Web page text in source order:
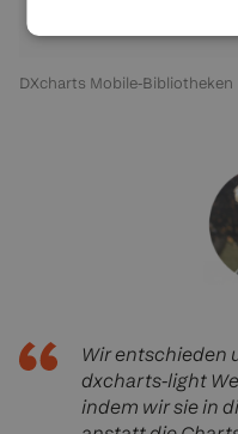
DXcharts Mobile-Bibliotheken
Wir entschieden
dxcharts-light
indem wir sie in